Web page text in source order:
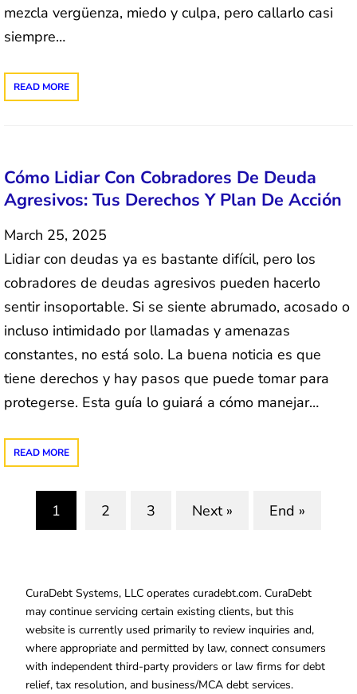
mezcla vergüenza, miedo y culpa, pero callarlo casi
siempre…
READ MORE
Cómo Lidiar Con Cobradores De Deuda
Agresivos: Tus Derechos Y Plan De Acción
March 25, 2025
Lidiar con deudas ya es bastante difícil, pero los
cobradores de deudas agresivos pueden hacerlo
sentir insoportable. Si se siente abrumado, acosado o
incluso intimidado por llamadas y amenazas
constantes, no está solo. La buena noticia es que
tiene derechos y hay pasos que puede tomar para
protegerse. Esta guía lo guiará a cómo manejar…
READ MORE
1
2 3 Next » End »
CuraDebt Systems, LLC operates curadebt.com. CuraDebt
may continue servicing certain existing clients, but this
website is currently used primarily to review inquiries and,
where appropriate and permitted by law, connect consumers
with independent third-party providers or law firms for debt
relief, tax resolution, and business/MCA debt services.